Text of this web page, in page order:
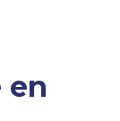
en